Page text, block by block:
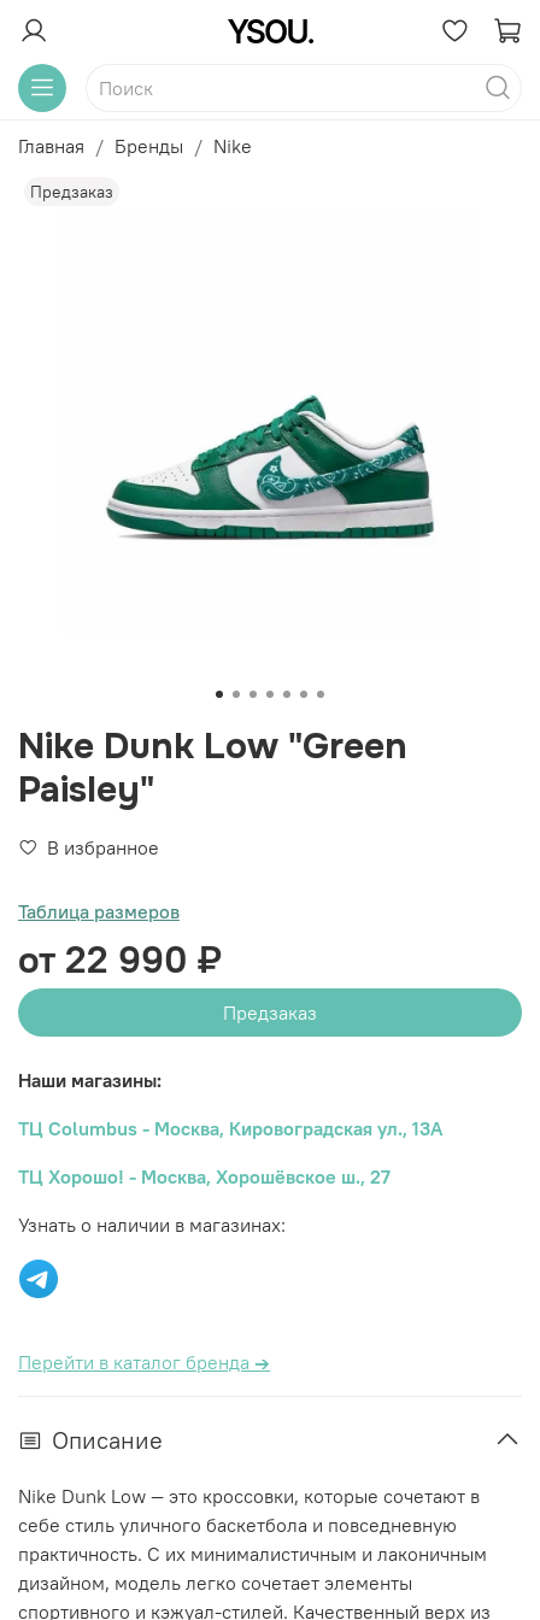
Главная Бренды Nike
Предзаказ
Nike Dunk Low "Green
Paisley"
В избранное
Таблица размеров
от 22 990 ₽
Предзаказ
Наши магазины:
ТЦ Columbus - Москва, Кировоградская ул., 13А
ТЦ Хорошо! - Москва, Хорошёвское ш., 27
Узнать о наличии в магазинах:
Перейти в каталог бренда →
Описание
Nike Dunk Low — это кроссовки, которые сочетают в
себе стиль уличного баскетбола и повседневную
практичность. С их минималистичным и лаконичным
дизайном, модель легко сочетает элементы
спортивного и кэжуал-стилей. Качественный верх из